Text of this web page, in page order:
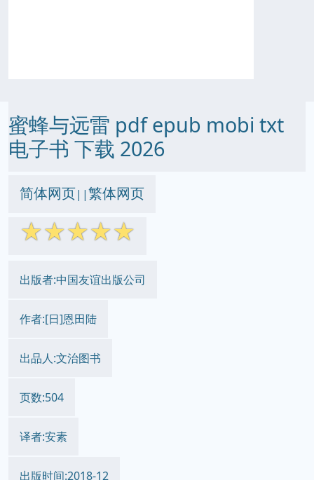
蜜蜂与远雷 pdf epub mobi txt
电子书 下载 2026
简体网页||繁体网页
☆☆☆☆☆
出版者:中国友谊出版公司
作者:[日]恩田陆
出品人:文治图书
页数:504
译者:安素
出版时间:2018-12